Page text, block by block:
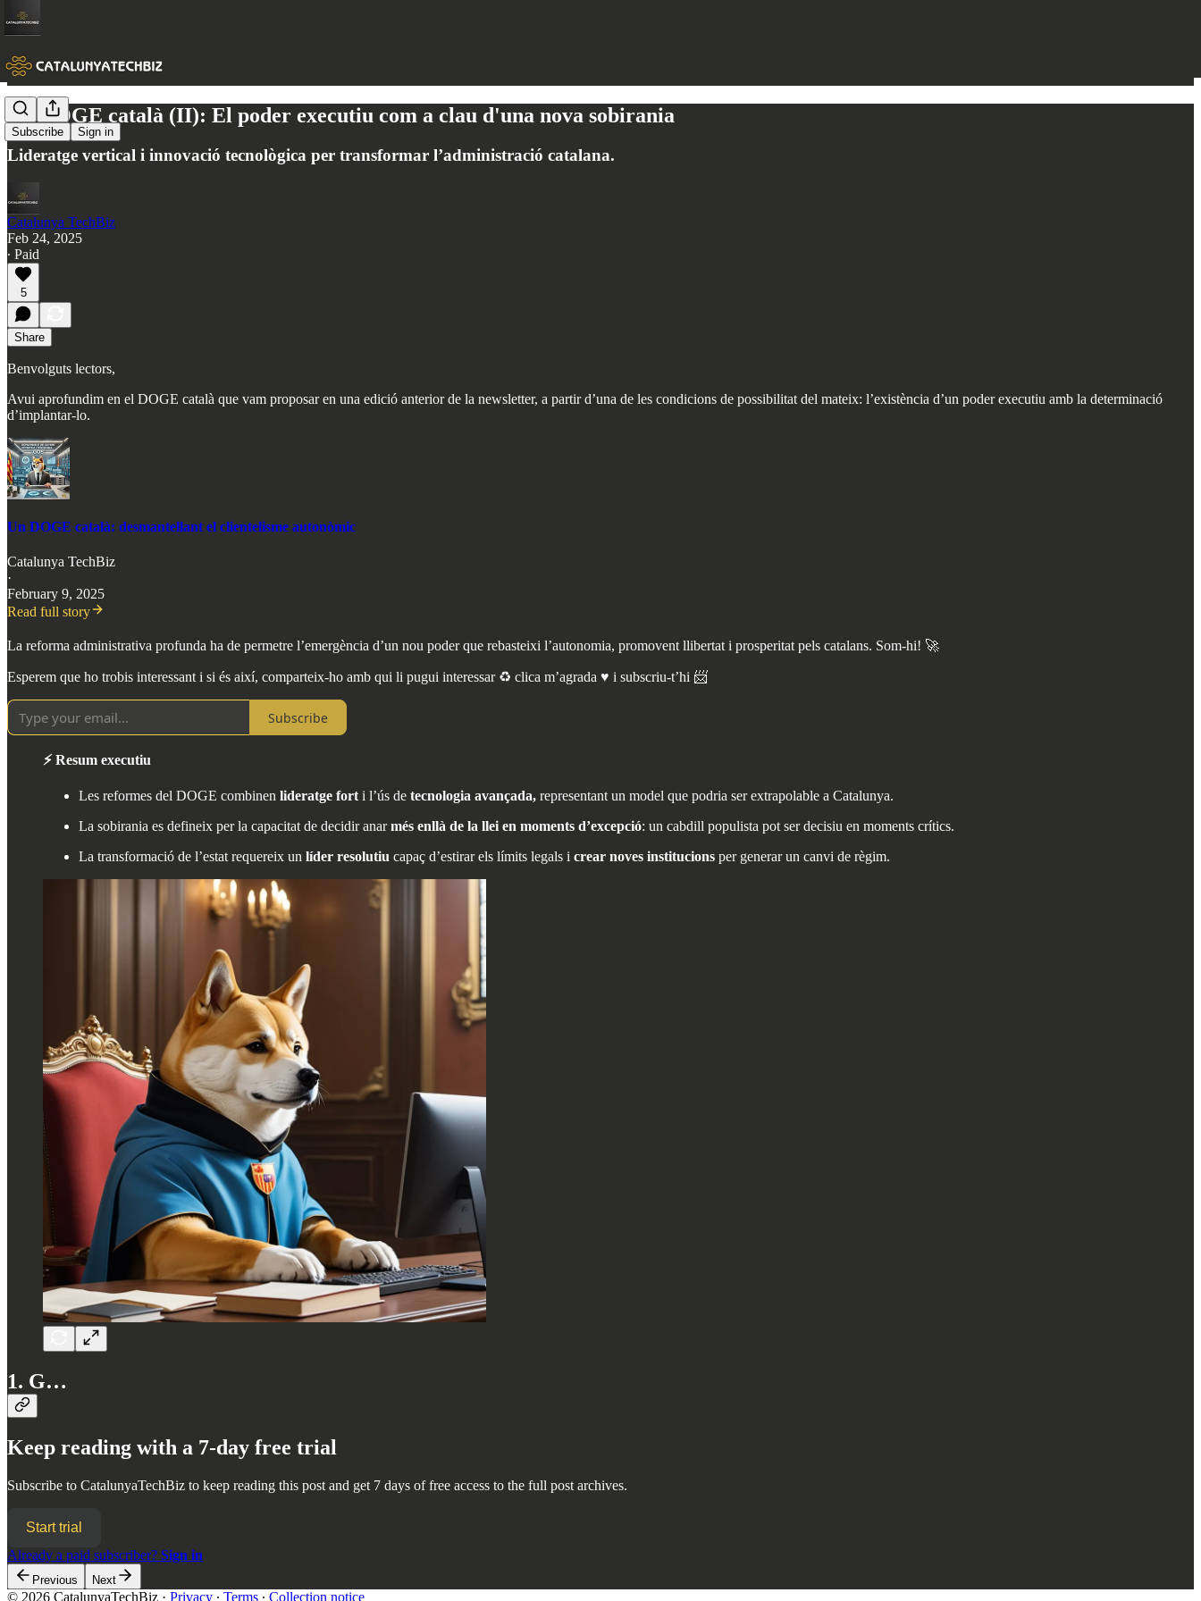
Subscribe Sign in
Un DOGE català (II): El poder executiu com a clau d'una nova sobirania
Lideratge vertical i innovació tecnològica per transformar l’administració catalana.
Catalunya TechBiz
Feb 24, 2025
∙ Paid
5
Share
Benvolguts lectors,
Avui aprofundim en el DOGE català que vam proposar en una edició anterior de la newsletter, a partir d’una de les condicions de possibilitat del mateix: l’existència d’un poder executiu amb la determinació
d’implantar-lo.
Un DOGE català: desmantellant el clientelisme autonòmic
Catalunya TechBiz
·
February 9, 2025
Read full story
La reforma administrativa profunda ha de permetre l’emergència d’un nou poder que rebasteixi l’autonomia, promovent llibertat i prosperitat pels catalans. Som-hi! 🚀
Esperem que ho trobis interessant i si és així, comparteix-ho amb qui li pugui interessar ♻️ clica m’agrada ♥️ i subscriu-t’hi 📨
Subscribe
⚡ Resum executiu
Les reformes del DOGE combinen lideratge fort i l’ús de tecnologia avançada, representant un model que podria ser extrapolable a Catalunya.
La sobirania es defineix per la capacitat de decidir anarmés enllà de la llei en moments d’excepció: un cabdill populista pot ser decisiu en moments crítics.
La transformació de l’estat requereix un líder resolutiu capaç d’estirar els límits legals i crear noves institucions per generar un canvi de règim.
1. G…
Keep reading with a 7-day free trial
Subscribe to CatalunyaTechBiz to keep reading this post and get 7 days of free access to the full post archives.
Start trial
Already a paid subscriber? Sign in
Previous Next
© 2026 CatalunyaTechBiz · Privacy ∙ Terms ∙ Collection notice